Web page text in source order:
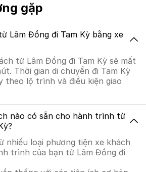
gặp
Lâm Đồng đi Tam Kỳ bằng xe
từ Lâm Đồng đi Tam Kỳ sẽ mất
Thời gian di chuyển đi Tam Kỳ
theo lộ trình và điều kiện giao
nào có sẵn cho hành trình từ
nhiều loại phương tiện xe khách
trình của bạn từ Lâm Đồng đi